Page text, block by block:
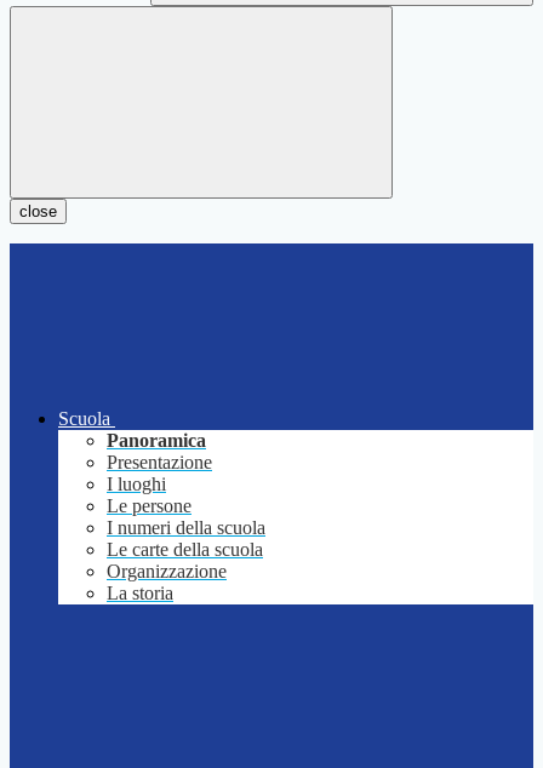
close
Scuola
Panoramica
Presentazione
I luoghi
Le persone
I numeri della scuola
Le carte della scuola
Organizzazione
La storia